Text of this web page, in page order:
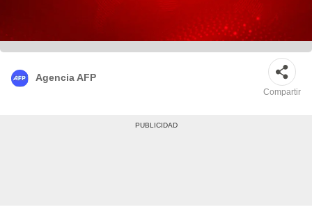
Agencia AFP
Compartir